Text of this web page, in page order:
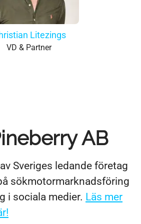
Litezings
VD & Partner
AB
Sveriges ledande företag
sökmotormarknadsföring
i sociala medier. Läs mer